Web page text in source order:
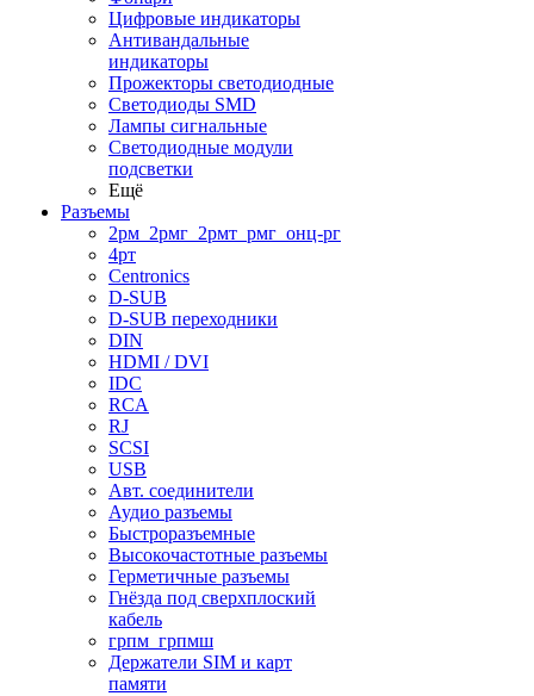
Цифровые индикаторы
Антивандальные
индикаторы
Прожекторы светодиодные
Светодиоды SMD
Лампы сигнальные
Светодиодные модули
подсветки
Ещё
Разъемы
2рм_2рмг_2рмт_рмг_онц-рг
4рт
Centronics
D-SUB
D-SUB переходники
DIN
HDMI / DVI
IDC
RCA
RJ
SCSI
USB
Авт. соединители
Аудио разъемы
Быстроразъемные
Высокочастотные разъемы
Герметичные разъемы
Гнёзда под сверхплоский
кабель
грпм_грпмш
Держатели SIM и карт
памяти